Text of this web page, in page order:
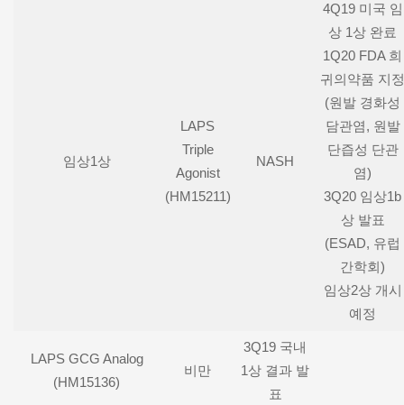
임상1상
LAPS
Triple
Agonist
(HM15211)
NASH
4Q19 미국 임
상 1상 완료
1Q20 FDA 희
귀의약품 지정
(원발 경화성
담관염, 원발
단즙성 단관
염)
3Q20 임상1b
상 발표
(ESAD, 유럽
간학회)
임상2상 개시
예정
LAPS GCG Analog
(HM15136)
비만
3Q19 국내
1상 결과 발
표